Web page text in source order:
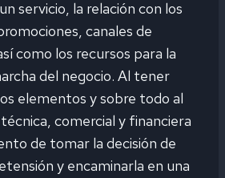
servicio, la relación con los
canales de
como los recursos para la
del negocio. Al tener
elementos y sobre todo al
comercial y financiera
de tomar la decisión de
y encaminarla en una